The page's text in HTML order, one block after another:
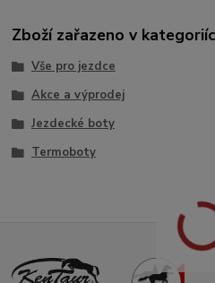
Zboží zařazeno v
Vše pro jezdce
Akce a výprodej
Jezdecké boty
Termoboty